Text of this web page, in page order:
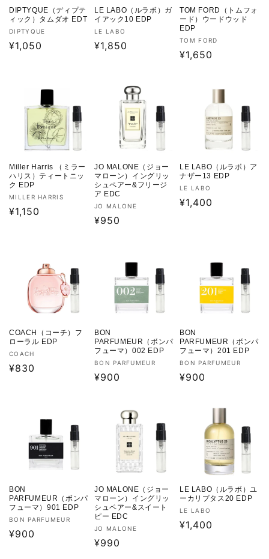
DIPTYQUE（ディプテ
ィック）タムダオ EDT
販
売
DIPTYQUE
通
¥1,050
LE LABO（ルラボ）ガ
イアック10 EDP
販
売
LE LABO
通
¥1,850
TOM FORD（トムフォ
ード）ウードウッド
EDP
販
売
TOM FORD
通
¥1,650
Miller Harris （ミラー
ハリス）ティートニッ
ク EDP
販
売
MILLER HARRIS
通
¥1,150
JO MALONE（ジョー
マローン）イングリッ
シュペアー&フリージ
ア EDC
販
売
JO MALONE
通
¥950
LE LABO（ルラボ）ア
ナザー13 EDP
販
売
LE LABO
通
¥1,400
COACH（コーチ）フ
ローラル EDP
販
売
COACH
通
¥830
BON
PARFUMEUR（ボンパ
フューマ）002 EDP
販
売
BON PARFUMEUR
通
¥900
BON
PARFUMEUR（ボンパ
フューマ）201 EDP
販
売
BON PARFUMEUR
通
¥900
BON
PARFUMEUR（ボンパ
フューマ）901 EDP
販
売
BON PARFUMEUR
通
¥900
JO MALONE（ジョー
マローン）イングリッ
シュペアー&スイート
ピー EDC
販
売
JO MALONE
通
¥990
LE LABO（ルラボ）ユ
ーカリプタス20 EDP
販
売
LE LABO
通
¥1,400